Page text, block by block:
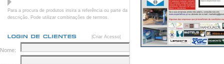
Para a procura de produtos insira a referência ou parte da
descrição. Pode utilizar combinações de termos.
|Criar Acesso|
Nome: